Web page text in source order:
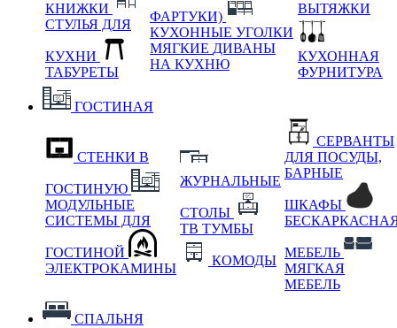
КНИЖКИ
СТУЛЬЯ ДЛЯ
КУХНИ
ТАБУРЕТЫ
ФАРТУКИ)
КУХОННЫЕ УГОЛКИ
МЯГКИЕ ДИВАНЫ
НА КУХНЮ
ВЫТЯЖКИ
КУХОННАЯ
ФУРНИТУРА
ГОСТИНАЯ
СТЕНКИ В
ГОСТИНУЮ
МОДУЛЬНЫЕ
СИСТЕМЫ ДЛЯ
ГОСТИНОЙ
ЭЛЕКТРОКАМИНЫ
ЖУРНАЛЬНЫЕ
СТОЛЫ
ТВ ТУМБЫ
КОМОДЫ
СЕРВАНТЫ
ДЛЯ ПОСУДЫ,
БАРНЫЕ
ШКАФЫ
МЕБЕЛЬ
МЯГКАЯ
МЕБЕЛЬ
СПАЛЬНЯ